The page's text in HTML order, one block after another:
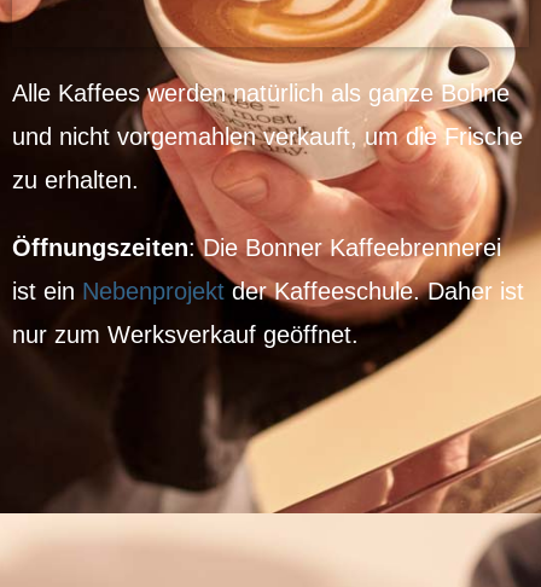
Alle Kaffees werden natürlich als ganze Bohne
und nicht vorgemahlen verkauft, um die Frische
zu erhalten.
Öffnungszeiten: Die Bonner Kaffeebrennerei
ist ein Nebenprojekt der Kaffeeschule. Daher ist
nur zum Werksverkauf geöffnet.